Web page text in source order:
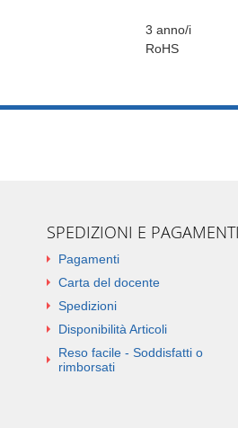
3 anno/i
RoHS
SPEDIZIONI E PAGAMENTI
Pagamenti
Carta del docente
Spedizioni
Disponibilità Articoli
Reso facile - Soddisfatti o
rimborsati